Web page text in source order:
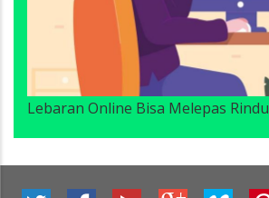
Lebaran Online Bisa Melepas Rindu